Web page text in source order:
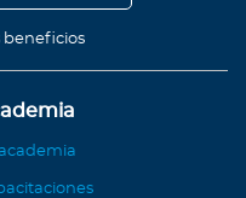
beneficios